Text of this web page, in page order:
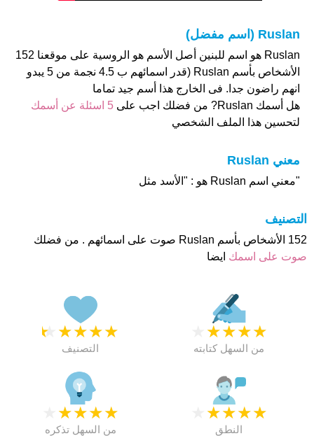
Ruslan (اسم مفضل)
Ruslan هو اسم للبنين أصل الأسم هو الروسية على موقعنا 152
الأشخاص بأسم Ruslan (قدر اسمائهم ب 4.5 نجمة من 5 يبدو
انهم راضون جدا. فى الخارج هذا أسم جيد تماما
هل أسمك Ruslan? من فضلك اجب على
5 اسئلة عن أسمك
لتحسين هذا الملف الشخصي
معني Ruslan
"معني اسم Ruslan هو : "الأسد مثل
التصنيف
152 الأشخاص بأسم Ruslan صوت على اسمائهم . من فضلك
صوت على اسمك ايضا
★
★
★
★
★
التصنيف
★
★
★
★
من السهل كتابته
★
★
★
★
من السهل تذكره
★
★
★
★
النطق